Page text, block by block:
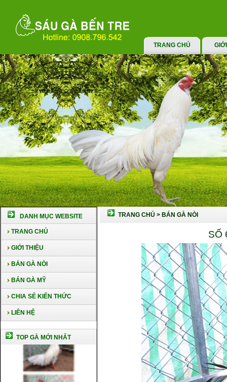
TRANG CHỦ
DANH MỤC WEBSITE
TRANG CHỦ
GIỚI THIỆU
BÁN GÀ NÒI
BÁN GÀ MỸ
CHIA SẺ KIẾN THỨC
LIÊN HỆ
TOP GÀ MỚI NHẤT
TRANG CHỦ > BÁN GÀ NÒI
SỐ